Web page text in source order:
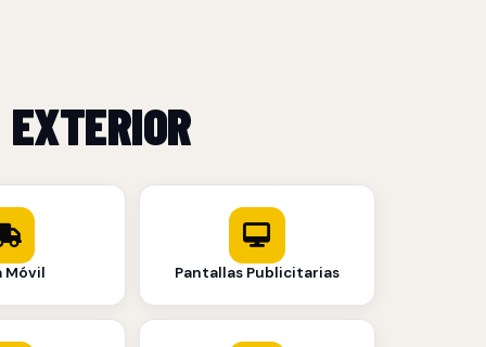
Móvil Pantallas Publicitarias